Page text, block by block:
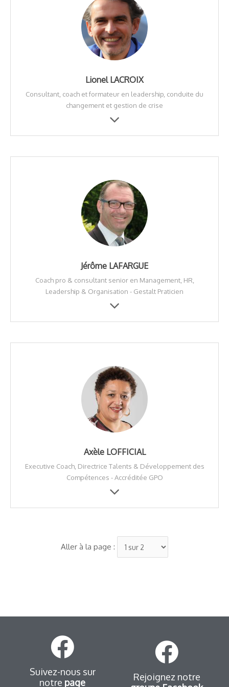
Lionel LACROIX
Consultant, coach et formateur en leadership, conduite du
changement et gestion de crise
Jérôme LAFARGUE
Coach pro & consultant senior en Management, HR,
Leadership & Organisation - Gestalt Praticien
Axèle LOFFICIAL
Executive Coach, Directrice Talents & Développement des
Compétences - Accréditée GPO
Aller à la page :
Suivez-nous sur
notre page
Rejoignez notre